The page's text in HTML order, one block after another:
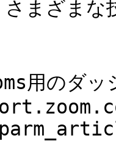
まざまな
用のダッ